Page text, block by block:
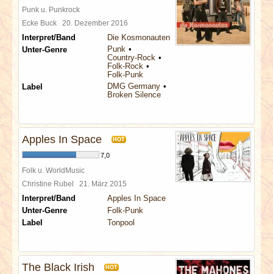
Punk u. Punkrock
Ecke Buck 20. Dezember 2016
Interpret/Band
Die Kosmonauten
Unter-Genre
Punk
Country-Rock
Folk-Rock
Folk-Punk
Label
DMG Germany
Broken Silence
Apples In Space HOT
7,0
Folk u. WorldMusic
Christine Rubel 21. März 2015
Interpret/Band
Apples In Space
Unter-Genre
Folk-Punk
Label
Tonpool
The Black Irish HOT